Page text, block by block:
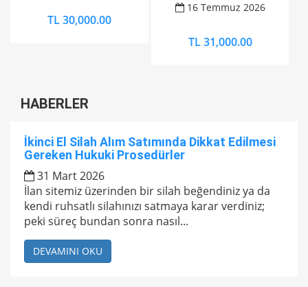
TL 30,000.00
16 Temmuz 2026
TL 31,000.00
HABERLER
İkinci El Silah Alım Satımında Dikkat Edilmesi
Gereken Hukuki Prosedürler
31 Mart 2026
İlan sitemiz üzerinden bir silah beğendiniz ya da
kendi ruhsatlı silahınızı satmaya karar verdiniz;
peki süreç bundan sonra nasıl...
DEVAMINI OKU